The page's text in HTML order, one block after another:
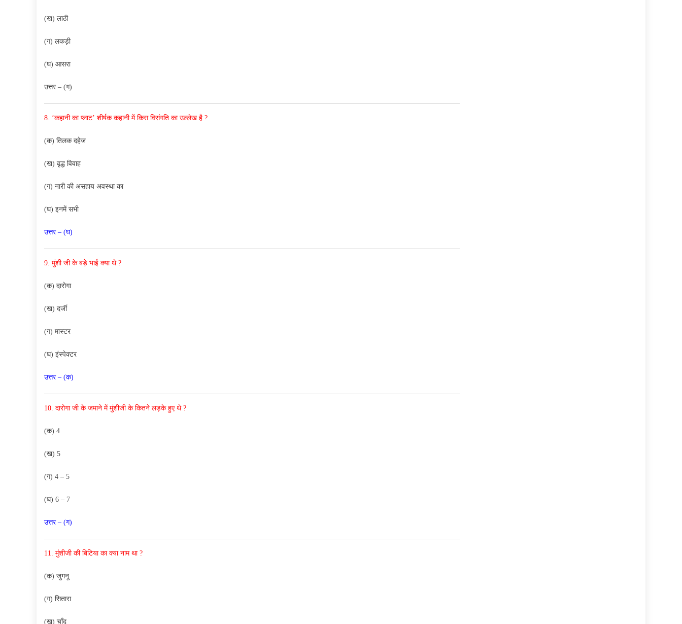
(ख) लाठी
(ग) लकड़ी
(घ) आसरा
उत्तर – (ग)
8. ‘कहानी का प्लाट’ शीर्षक कहानी में किस विसंगति का उल्लेख है ?
(क) तिलक दहेज
(ख) वृद्ध विवाह
(ग) नारी की असहाय अवस्था का
(घ) इनमें सभी
उत्तर – (घ)
9. मुंशी जी के बड़े भाई क्या थे ?
(क) दारोगा
(ख) दर्जी
(ग) मास्टर
(घ) इंस्पेक्टर
उत्तर – (क)
10. दारोगा जी के जमाने में मुंशीजी के कितने लड़के हुए थे ?
(क) 4
(ख) 5
(ग) 4 – 5
(घ) 6 – 7
उत्तर – (ग)
11. मुंशीजी की बिटिया का क्या नाम था ?
(क) जुगनू
(ग) सितारा
(ख) चाँद